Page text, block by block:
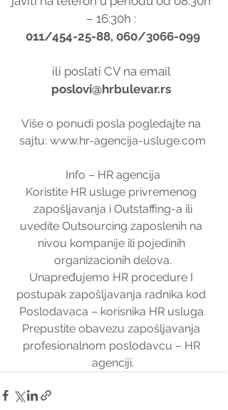
– 16:30h :
011/454-25-88, 060/3066-099
ili poslati CV na email
poslovi@hrbulevar.rs
Više o ponudi posla pogledajte na
sajtu: www.hr-agencija-usluge.com
Info – HR agencija
Koristite HR usluge privremenog
zapošljavanja i Outstaffing-a ili
uvedite Outsourcing zaposlenih na
nivou kompanije ili pojedinih
organizacionih delova.
Unapređujemo HR procedure I
postupak zapošljavanja radnika kod
Poslodavaca – korisnika HR usluga.
Prepustite obavezu zapošljavanja
profesionalnom poslodavcu – HR
agenciji.